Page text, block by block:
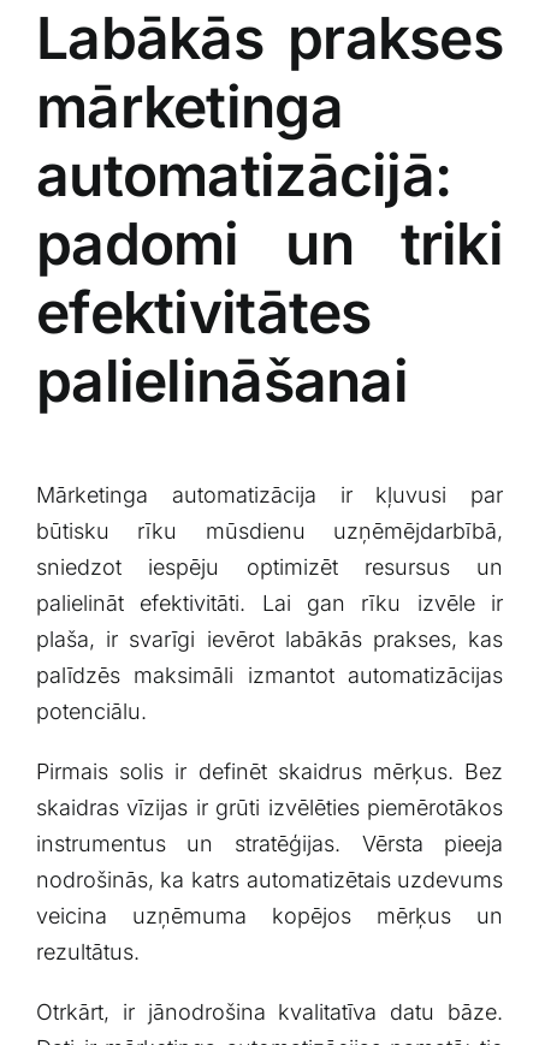
Labākās prakses
mārketinga
automatizācijā:
padomi un triki
efektivitātes
palielināšanai
Mārketinga automatizācija⁢ ir kļuvusi ‌par
būtisku rīku mūsdienu uzņēmējdarbībā,
sniedzot iespēju optimizēt resursus un
palielināt‍ efektivitāti. Lai gan rīku⁣ izvēle ir
plaša,‍ ir svarīgi ievērot labākās prakses, kas
‌palīdzēs maksimāli izmantot automatizācijas
potenciālu.
Pirmais solis ⁢ir definēt skaidrus mērķus. ⁢Bez
skaidras vīzijas ir ‌grūti izvēlēties piemērotākos
instrumentus un stratēģijas. Vērsta pieeja
nodrošinās, ka katrs automatizētais uzdevums‍
veicina⁢ uzņēmuma kopējos ​mērķus un​
rezultātus.
Otrkārt, ir jānodrošina kvalitatīva datu bāze.